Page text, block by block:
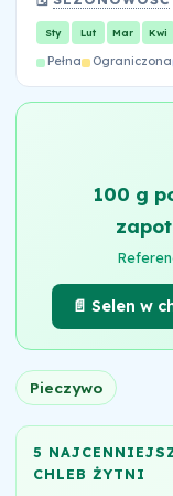
Sty Lut Mar Kwi
Pełna Ograniczona
100 g
📄 Selen w
Pieczywo
5
CHLEB ŻYTNI